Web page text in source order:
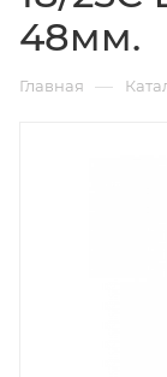
48мм.
Главная —